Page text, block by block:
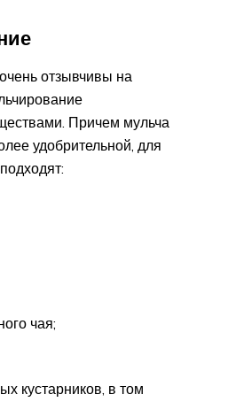
отзывчивы на
Причем мульча
удобрительной, для
чая;
кустарников, в том